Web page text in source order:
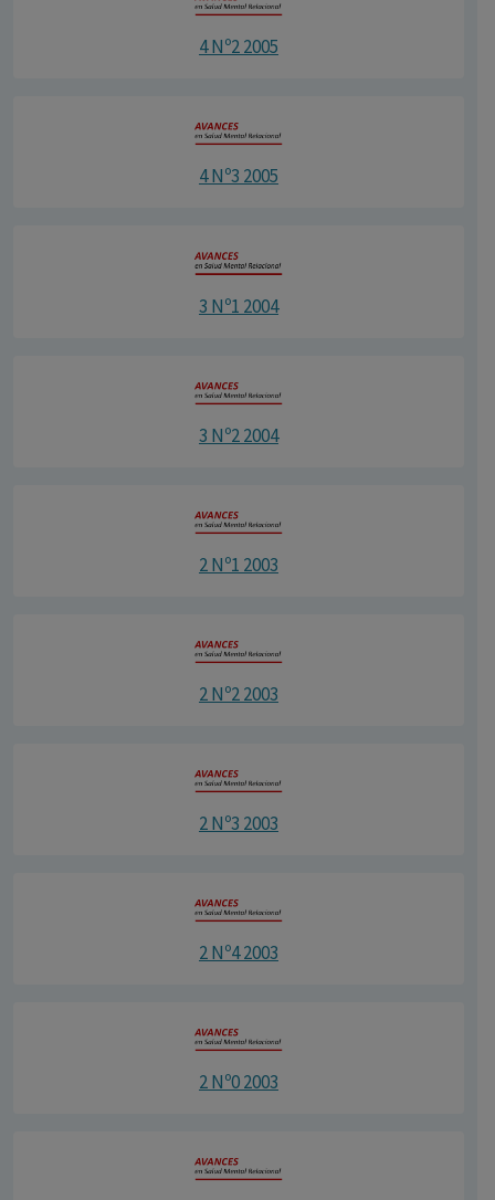
4 Nº2 2005
4 Nº3 2005
3 Nº1 2004
3 Nº2 2004
2 Nº1 2003
2 Nº2 2003
2 Nº3 2003
2 Nº4 2003
2 Nº0 2003